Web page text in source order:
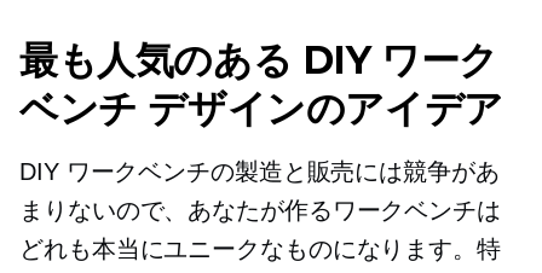
最も人気のある DIY ワーク
ベンチ デザインのアイデア
DIY ワークベンチの製造と販売には競争があ
まりないので、あなたが作るワークベンチは
どれも本当にユニークなものになります。特